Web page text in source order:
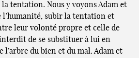
tentation. Nous y voyons Adam et
l’humanité, subir la tentation et
leur volonté propre et celle de
de se substituer à lui en
l’arbre du bien et du mal. Adam et